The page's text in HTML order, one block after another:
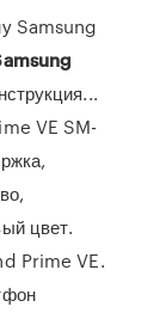
Samsung
VE SM-
цвет.
Prime VE.